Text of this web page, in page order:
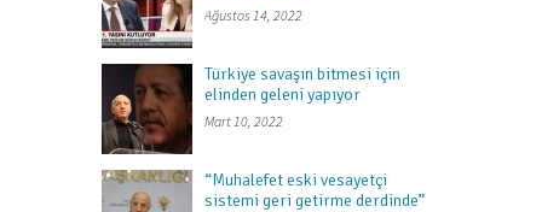
Ağustos 14, 2022
Türkiye savaşın bitmesi için
elinden geleni yapıyor
Mart 10, 2022
“Muhalefet eski vesayetçi
sistemi geri getirme derdinde”